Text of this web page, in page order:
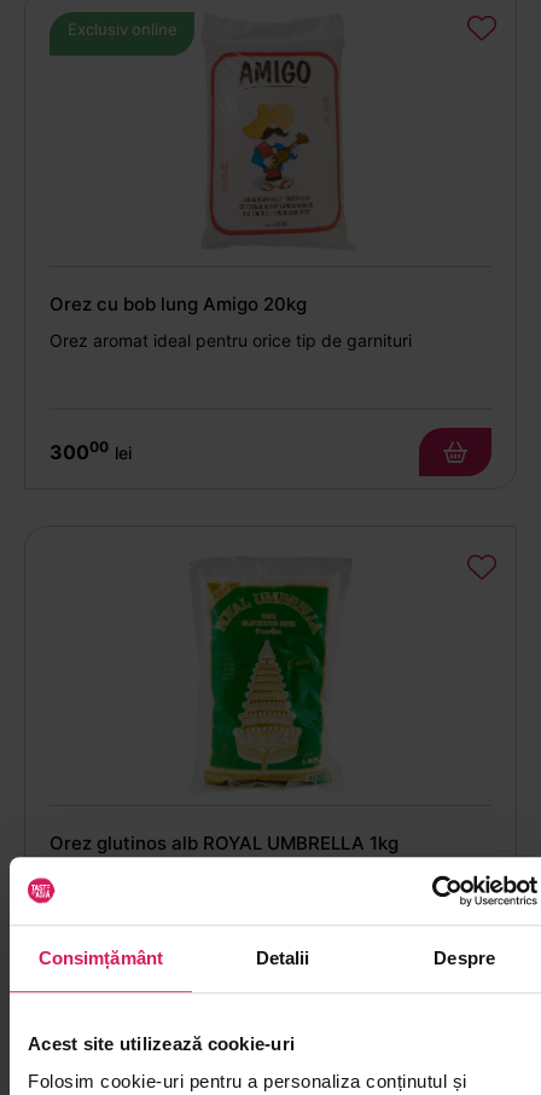
Consimțământ Detalii Despre
Acest site utilizează cookie-uri
Folosim cookie-uri pentru a personaliza conținutul și
Exclusiv online
Orez cu bob lung Amigo 20kg
Orez aromat ideal pentru orice tip de garnituri
30000 lei
Orez glutinos alb ROYAL UMBRELLA 1kg
Descoperă textura specifică în deserturi cu cocos și
mango
25 lei